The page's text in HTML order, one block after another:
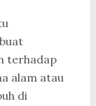
terhadap
alam atau
di